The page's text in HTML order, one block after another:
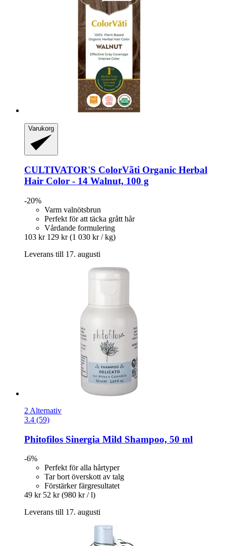
Varukorg
CULTIVATOR'S ColorVãti Organic Herbal
Hair Color -​ 14 Walnut, 100 g
-20%
Varm valnötsbrun
Perfekt för att täcka grått hår
Vårdande formulering
103 kr 129 kr (1 030 kr / kg)
Leverans till 17. augusti
2 Alternativ
3.4 (59)
Phitofilos Sinergia Mild Shampoo, 50 ml
-6%
Perfekt för alla hårtyper
Tar bort överskott av talg
Förstärker färgresultatet
49 kr 52 kr (980 kr / l)
Leverans till 17. augusti